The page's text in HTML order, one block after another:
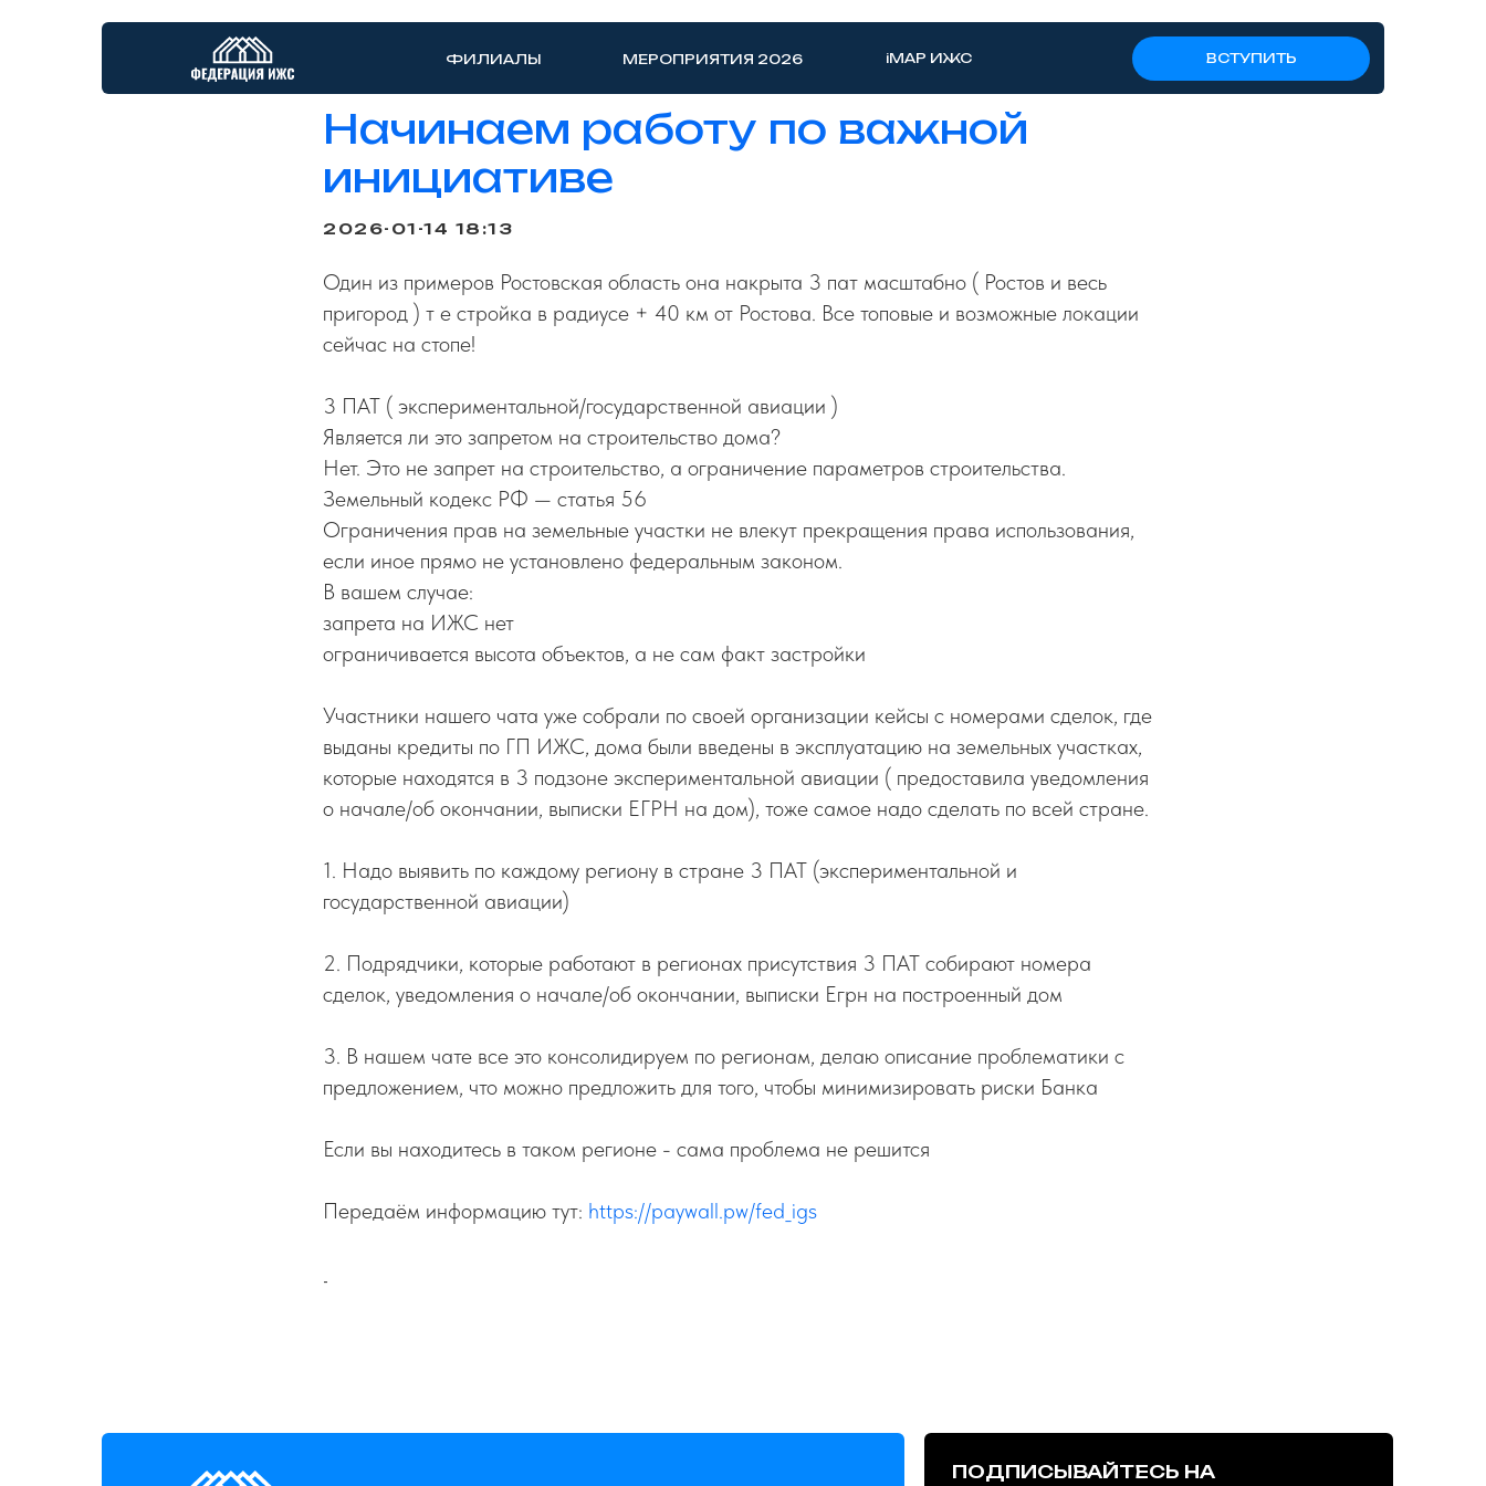
iMAP ИЖС
МЕРОПРИЯТИЯ 2026
ФИЛИАЛЫ ВСТУПИТЬ
Начинаем работу по важной
инициативе
2026-01-14 18:13
Один из примеров Ростовская область она накрыта 3 пат масштабно ( Ростов и весь
пригород ) т е стройка в радиусе + 40 км от Ростова. Все топовые и возможные локации
сейчас на стопе!
3 ПАТ ( экспериментальной/государственной авиации )
Является ли это запретом на строительство дома?
Нет. Это не запрет на строительство, а ограничение параметров строительства.
Земельный кодекс РФ — статья 56
Ограничения прав на земельные участки не влекут прекращения права использования,
если иное прямо не установлено федеральным законом.
В вашем случае:
запрета на ИЖС нет
ограничивается высота объектов, а не сам факт застройки
Участники нашего чата уже собрали по своей организации кейсы с номерами сделок, где
выданы кредиты по ГП ИЖС, дома были введены в эксплуатацию на земельных участках,
которые находятся в 3 подзоне экспериментальной авиации ( предоставила уведомления
о начале/об окончании, выписки ЕГРН на дом), тоже самое надо сделать по всей стране.
1. Надо выявить по каждому региону в стране 3 ПАТ (экспериментальной и
государственной авиации)
2. Подрядчики, которые работают в регионах присутствия 3 ПАТ собирают номера
сделок, уведомления о начале/об окончании, выписки Егрн на построенный дом
3. В нашем чате все это консолидируем по регионам, делаю описание проблематики с
предложением, что можно предложить для того, чтобы минимизировать риски Банка
Если вы находитесь в таком регионе - сама проблема не решится
Передаём информацию тут: https://paywall.pw/fed_igs
-
ПОДПИСЫВАЙТЕСЬ НА